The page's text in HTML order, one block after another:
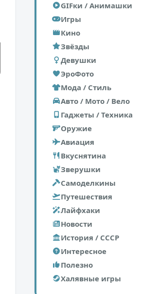
GIFки / Анимашки
Игры
Кино
Звёзды
Девушки
ЭроФото
Мода / Стиль
Авто / Мото / Вело
Гаджеты / Техника
Оружие
Авиация
Вкуснятина
Зверушки
Самоделкины
Путешествия
Лайфхаки
Новости
История / СССР
Интересное
Полезно
Халявные игры